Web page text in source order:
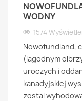
WODNY
1574
Nowofundland,
(lagodnym
uroczych i
kanadyjskiej
zostal